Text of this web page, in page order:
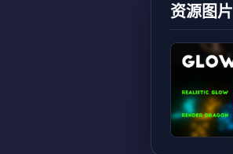
资源图片